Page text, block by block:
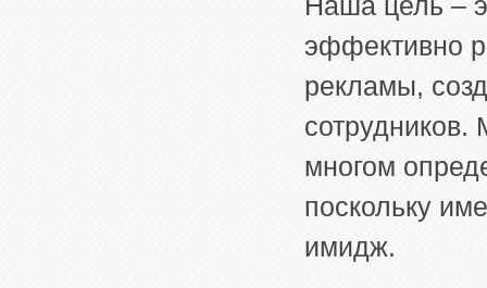
эффективно
рекламы,
сотрудников.
многом
поскольку
имидж.